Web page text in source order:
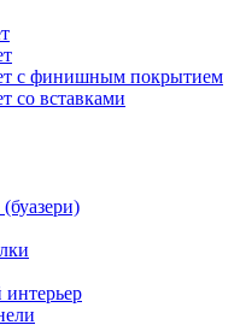
с финишным покрытием
со вставками